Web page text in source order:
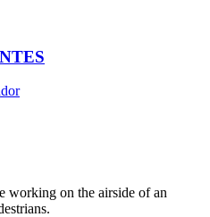
working on the airside of an